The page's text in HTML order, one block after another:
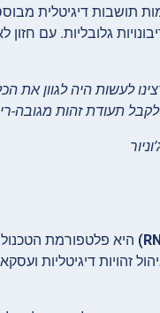
לעשות היה לגוון את
לקבל תעודת זהות מגובה-
היא פלטפורמת
זהויות דיגיטליות